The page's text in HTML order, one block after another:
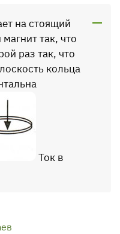
на стоящий
так, что
раз так, что
кольца
Ток в